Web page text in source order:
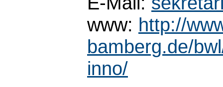
www: http://
bamberg.de/
inno/